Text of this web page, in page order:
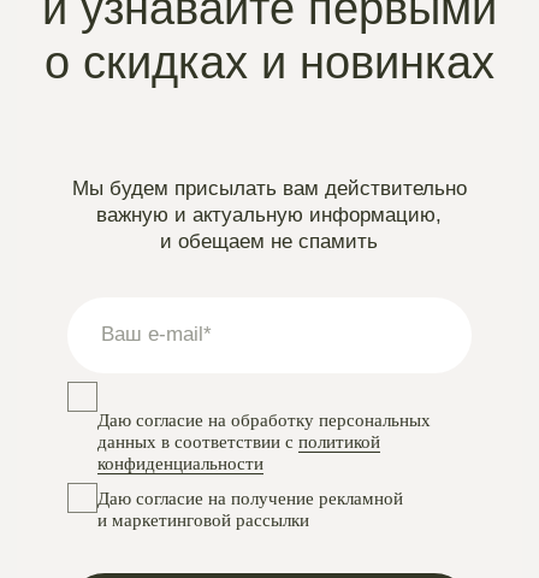
Telegram
Max
проект Meta Platforms, деятельность в РФ запрещена